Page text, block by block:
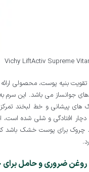
تقویت بنیه پوست، محصولی ارائه
جوانساز می باشد. این سرم
پیشانی و خط لبخند تمرکز
دچار افتادگی و شلی شده
چروک برای پوست خشک
20 روغن ضروری و حامل